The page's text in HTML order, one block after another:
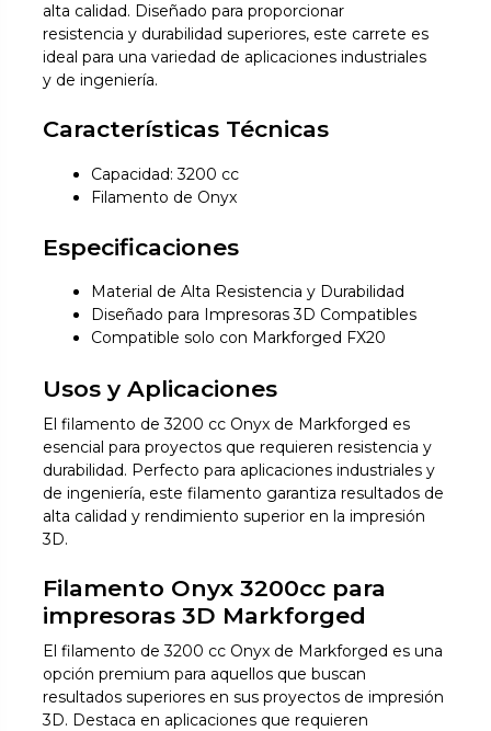
alta calidad. Diseñado para proporcionar
resistencia y durabilidad superiores, este carrete es
ideal para una variedad de aplicaciones industriales
y de ingeniería.
Características Técnicas
Capacidad: 3200 cc
Filamento de Onyx
Especificaciones
Material de Alta Resistencia y Durabilidad
Diseñado para Impresoras 3D Compatibles
Compatible solo con Markforged FX20
Usos y Aplicaciones
El filamento de 3200 cc Onyx de Markforged es
esencial para proyectos que requieren resistencia y
durabilidad. Perfecto para aplicaciones industriales y
de ingeniería, este filamento garantiza resultados de
alta calidad y rendimiento superior en la impresión
3D.
Filamento Onyx 3200cc para
impresoras 3D Markforged
El filamento de 3200 cc Onyx de Markforged es una
opción premium para aquellos que buscan
resultados superiores en sus proyectos de impresión
3D. Destaca en aplicaciones que requieren